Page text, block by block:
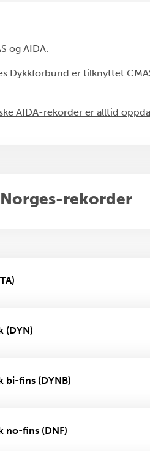
og AIDA.
Dykkforbund er tilknyttet
AIDA-rekorder er alltid
rekorder
(DYN)
bi-fins (DYNB)
no-fins (DNF)